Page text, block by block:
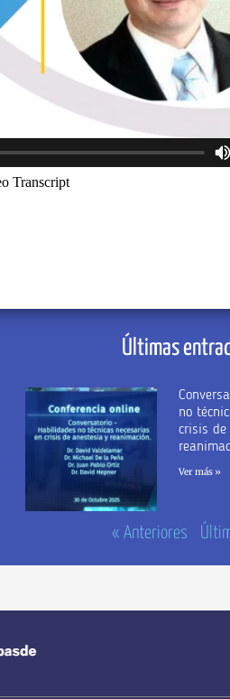
Últimas
no
crisis de
Ver más »
« Anteriores